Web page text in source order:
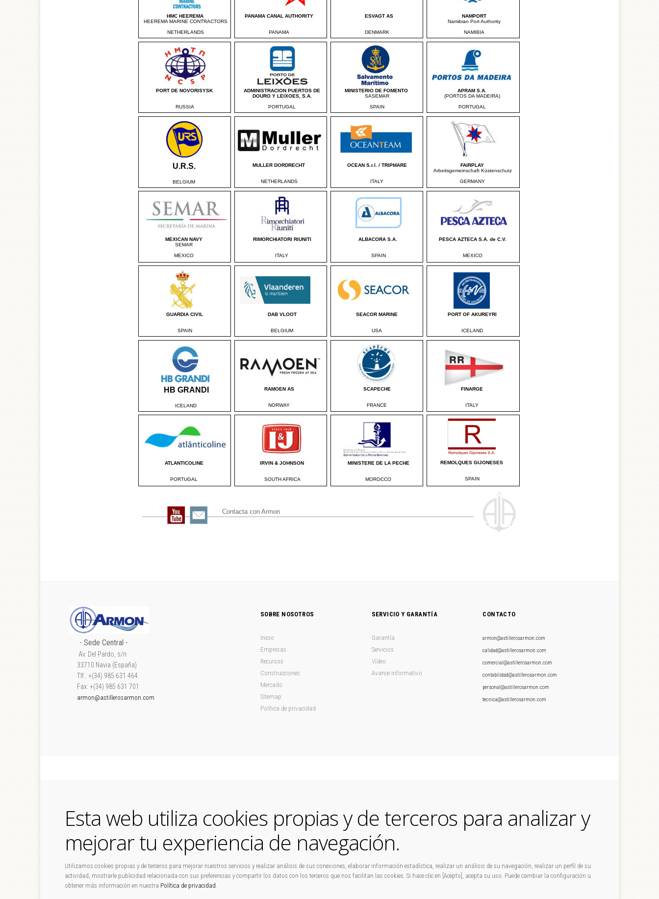
- Sede Central -
Av. Del Pardo, s/n
33710 Navia (España)
Tlf.: +(34) 985 631 464
Fax: +(34) 985 631 701
armon@astillerosarmon.com
SOBRE NOSOTROS
Inicio
Empresas
Recursos
Construcciones
Mercado
Sitemap
Política de privacidad
SERVICIO Y GARANTÍA
Garantía
Servicios
Vídeo
Avance informativo
CONTACTO
armon@astillerosarmon.com
calidad@astillerosarmon.com
comercial@astillerosarmon.com
contabilidad@astillerosarmon.com
personal@astillerosarmon.com
tecnica@astillerosarmon.com
Esta web utiliza cookies propias y de terceros para analizar y
mejorar tu experiencia de navegación.
Utilizamos cookies propias y de terceros para mejorar nuestros servicios y realizar análisis de sus conexiones, elaborar información estadística, realizar un análisis de su navegación, realizar un perfil de su
actividad, mostrarle publicidad relacionada con sus preferencias y compartir los datos con los terceros que nos facilitan las cookies. Si hace clic en [Acepto], acepta su uso. Puede cambiar la configuración u
obtener más información en nuestra Política de privacidad.